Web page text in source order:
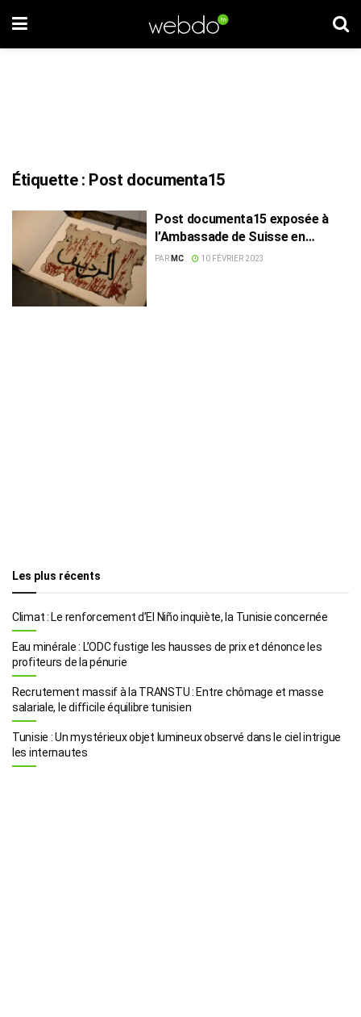
Étiquette : Post documenta15
Post documenta15 exposée à
l’Ambassade de Suisse en
Tunisie
PAR MC 10 FÉVRIER 2023
Les plus récents
Climat : Le renforcement d’El Niño inquiète, la Tunisie concernée
Eau minérale : L’ODC fustige les hausses de prix et dénonce les
profiteurs de la pénurie
Recrutement massif à la TRANSTU : Entre chômage et masse
salariale, le difficile équilibre tunisien
Tunisie : Un mystérieux objet lumineux observé dans le ciel intrigue
les internautes